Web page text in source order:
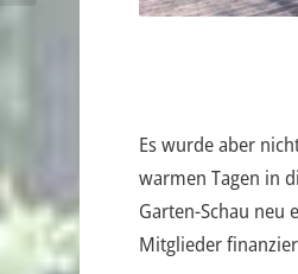
Es wurde aber
warmen Tagen in
Garten-Schau neu
Mitglieder